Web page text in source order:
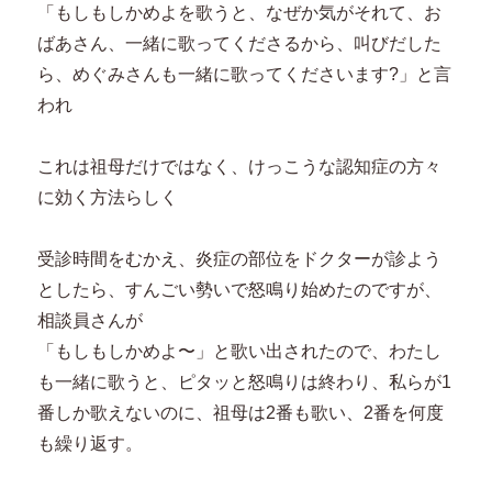
「もしもしかめよを歌うと、なぜか気がそれて、お
ばあさん、一緒に歌ってくださるから、叫びだした
ら、めぐみさんも一緒に歌ってくださいます?」と言
われ
これは祖母だけではなく、けっこうな認知症の方々
に効く方法らしく
受診時間をむかえ、炎症の部位をドクターが診よう
としたら、すんごい勢いで怒鳴り始めたのですが、
相談員さんが
「もしもしかめよ〜」と歌い出されたので、わたし
も一緒に歌うと、ピタッと怒鳴りは終わり、私らが1
番しか歌えないのに、祖母は2番も歌い、2番を何度
も繰り返す。